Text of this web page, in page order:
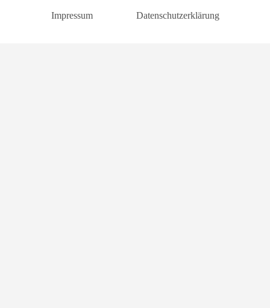
Impressum Datenschutzerklärung